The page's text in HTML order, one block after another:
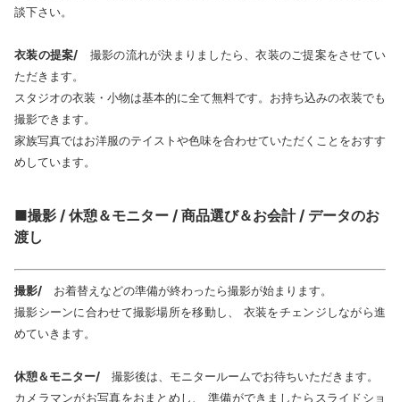
談下さい。
衣装の提案/ 撮影の流れが決まりましたら、衣装のご提案をさせてい
ただきます。
スタジオの衣装・小物は基本的に全て無料です。お持ち込みの衣装でも
撮影できます。
家族写真ではお洋服のテイストや色味を合わせていただくことをおすす
めしています。
■撮影 / 休憩＆モニター / 商品選び＆お会計 / データのお
渡し
撮影/ お着替えなどの準備が終わったら撮影が始まります。
撮影シーンに合わせて撮影場所を移動し、 衣装をチェンジしながら進
めていきます。
休憩＆モニター/ 撮影後は、モニタールームでお待ちいただきます。
カメラマンがお写真をおまとめし、 準備ができましたらスライドショ